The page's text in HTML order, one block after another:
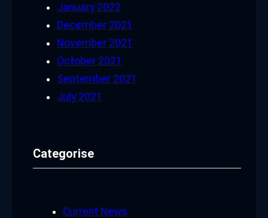
January 2022
December 2021
November 2021
October 2021
September 2021
July 2021
Categorise
Current News